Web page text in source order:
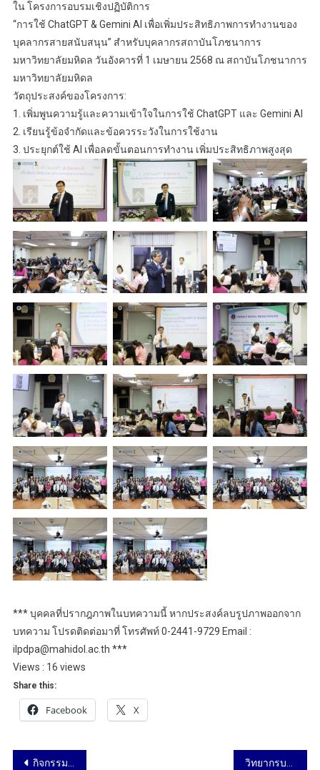
ใน โครงการอบรมเชิงปฏิบัติการ
“การใช้ ChatGPT & Gemini AI เพื่อเพิ่มประสิทธิภาพการทำงานของ
บุคลากรสายสนับสนุน” สำหรับบุคลากรสถาบันโภชนาการ
มหาวิทยาลัยมหิดล วันอังคารที่ 1 เมษายน 2568 ณ สถาบันโภชนาการ
มหาวิทยาลัยมหิดล
วัตถุประสงค์ของโครงการ:
1. เพิ่มพูนความรู้และความเข้าใจในการใช้ ChatGPT และ Gemini AI
2. เรียนรู้ข้อจำกัดและข้อควรระวังในการใช้งาน
3. ประยุกต์ใช้ AI เพื่อลดขั้นตอนการทำงาน เพิ่มประสิทธิภาพสูงสุด
*** บุคคลที่ปรากฎภาพในบทความนี้ หากประสงค์ลบรูปภาพออกจาก
บทความ โปรดติดต่อมาที่ โทรศัพท์ 0-2441-9729 Email :
ilpdpa@mahidol.ac.th ***
Views : 16 views
Share this:
Facebook X
กิจกรรมส่งเสริมจริยธรรม No Gift Policy และ Dos & Don’ts